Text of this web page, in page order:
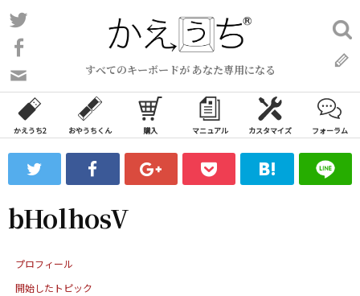
コ
ン
ン
ツ
ス
ッ
プ
すべてのキーボードが あなた専用になる
い
合
わ
フ
ォ
ム
検
索:
かえうち2 おやうちくん 購入 マニュアル カスタマイズ フォーラム
bHolhosV
プロフィール
開始したトピック